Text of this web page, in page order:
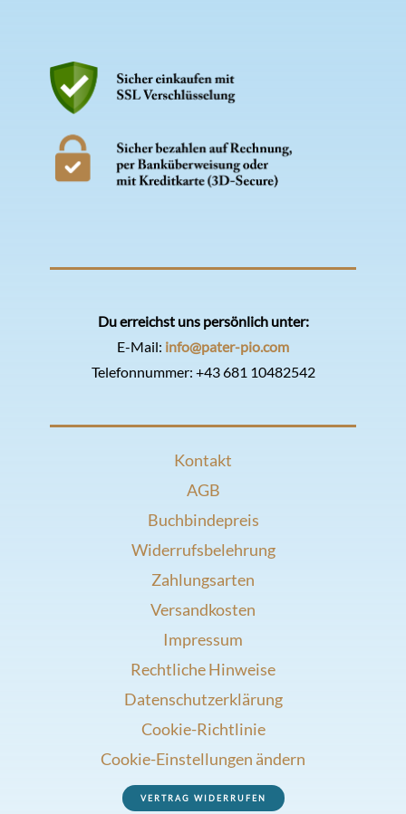
Du erreichst uns persönlich unter:
E-Mail: info@pater-pio.com
Telefonnummer: +43 681 10482542
Kontakt
AGB
Buchbindepreis
Widerrufsbelehrung
Zahlungsarten
Versandkosten
Impressum
Rechtliche Hinweise
Datenschutzerklärung
Cookie-Richtlinie
Cookie-Einstellungen ändern
VERTRAG WIDERRUFEN